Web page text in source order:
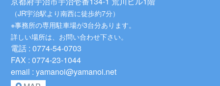
（JR宇治駅より南西に徒歩約7分）
※事務所の専用駐車場が3台分あります。
詳しい場所は、お問い合わせ下さい。
電話 : 0774-54-0703
FAX : 0774-23-1044
email : yamanoi@yamanoi.net